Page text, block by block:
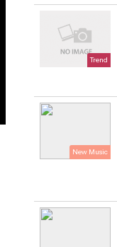
Trend
New Music